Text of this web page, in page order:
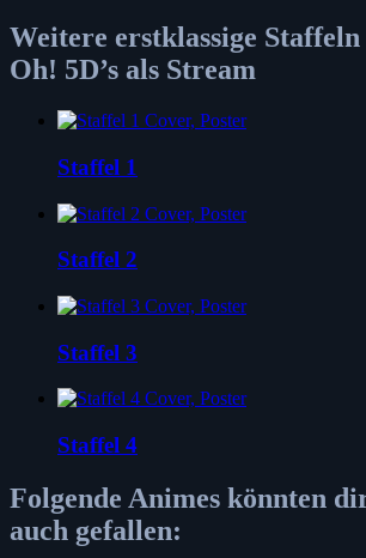
Weitere erstklassige
Oh! 5D’s als Stream
Staffel 1
Staffel 2
Staffel 3
Staffel 4
Folgende Animes könnten
auch gefallen: